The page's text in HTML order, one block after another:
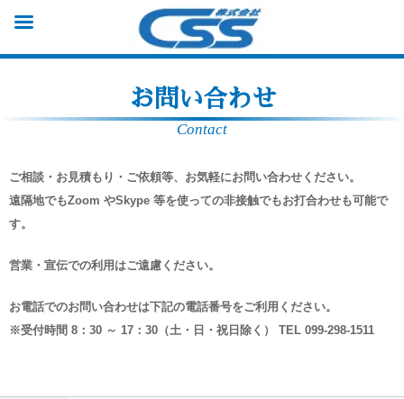
お問い合わせ
Contact
ご相談・お見積もり・ご依頼等、お気軽にお問い合わせください。
遠隔地でもZoom やSkype 等を使っての非接触でもお打合わせも可能で
す。
営業・宣伝での利用はご遠慮ください。
お電話でのお問い合わせは下記の電話番号をご利用ください。
※受付時間 8：30 ～ 17：30（土・日・祝日除く） TEL 099-298-1511